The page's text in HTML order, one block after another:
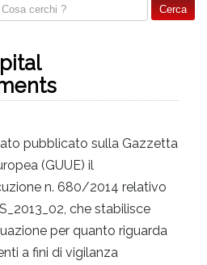
pubblicato sulla Gazzetta
(GUUE) il
n. 680/2014 relativo
che stabilisce
per quanto riguarda
a fini di vigilanza